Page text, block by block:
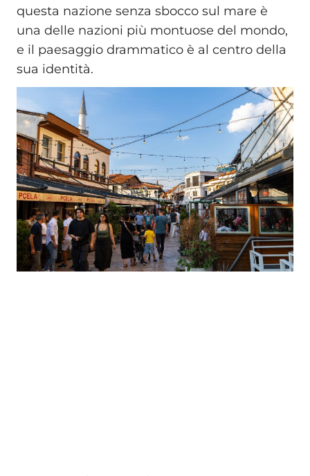
questa nazione senza sbocco sul mare è
una delle nazioni più montuose del mondo,
e il paesaggio drammatico è al centro della
sua identità.